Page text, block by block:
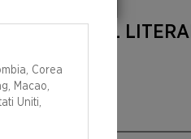
PENCIL
Corea
Macao,
Uniti,